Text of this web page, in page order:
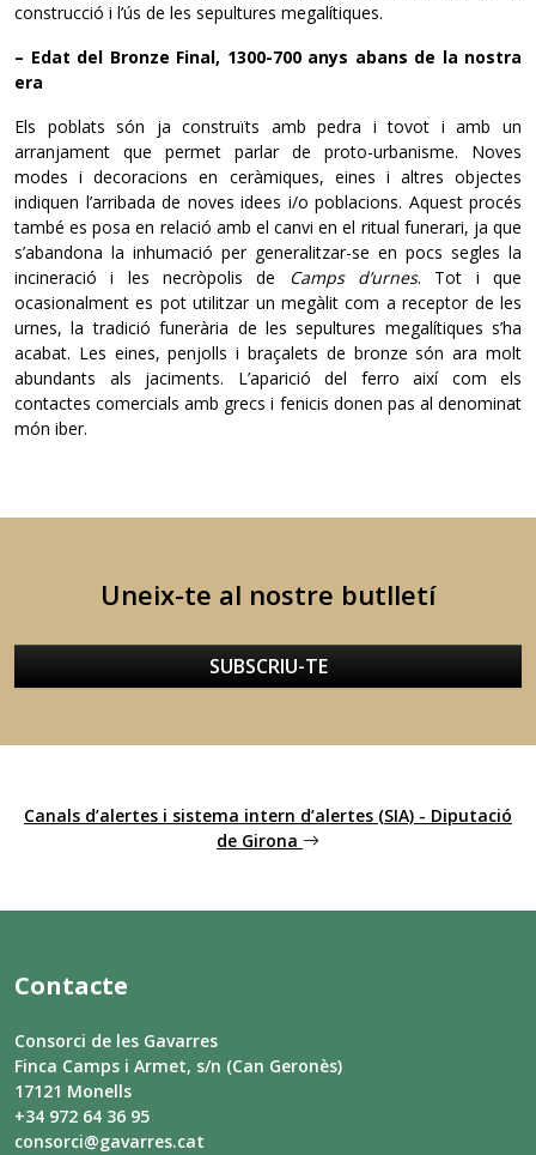
construcció i l’ús de les sepultures megalítiques.
– Edat del Bronze Final, 1300-700 anys abans de la nostra
era
Els poblats són ja construïts amb pedra i tovot i amb un
arranjament que permet parlar de proto-urbanisme. Noves
modes i decoracions en ceràmiques, eines i altres objectes
indiquen l’arribada de noves idees i/o poblacions. Aquest procés
també es posa en relació amb el canvi en el ritual funerari, ja que
s’abandona la inhumació per generalitzar-se en pocs segles la
incineració i les necròpolis de Camps d’urnes. Tot i que
ocasionalment es pot utilitzar un megàlit com a receptor de les
urnes, la tradició funerària de les sepultures megalítiques s’ha
acabat. Les eines, penjolls i braçalets de bronze són ara molt
abundants als jaciments. L’aparició del ferro així com els
contactes comercials amb grecs i fenicis donen pas al denominat
món iber.
Uneix-te al nostre butlletí
SUBSCRIU-TE
Canals d’alertes i sistema intern d’alertes (SIA) - Diputació
de Girona
Contacte
Consorci de les Gavarres
Finca Camps i Armet, s/n (Can Geronès)
17121 Monells
+34 972 64 36 95
consorci@gavarres.cat